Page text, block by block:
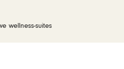
wellness-suites